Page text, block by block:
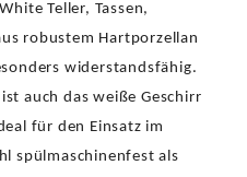
Teller, Tassen,
robustem Hartporzellan
widerstandsfähig.
ist auch das weiße Geschirr
für den Einsatz im
spülmaschinenfest als